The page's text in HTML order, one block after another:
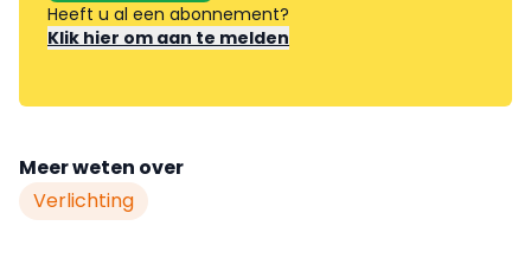
Heeft u al een abonnement?
Klik hier om aan te melden
Meer weten over
Verlichting